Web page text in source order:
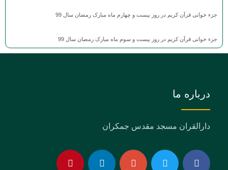
جزء خوانی قرآن کریم در روز بیست و چهارم ماه مبارک رمضان سال 99
جزء خوانی قرآن کریم در روز بیست و سوم ماه مبارک رمضان سال 99
درباره ما
دارالقران مسجد مقدس جمکران